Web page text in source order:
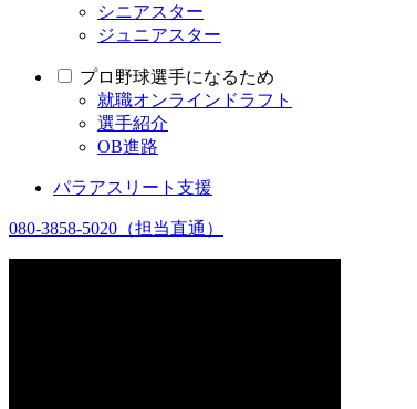
シニアスター
ジュニアスター
プロ野球選手になるため
就職オンラインドラフト
選手紹介
OB進路
パラアスリート支援
080-3858-5020 （担当直通）